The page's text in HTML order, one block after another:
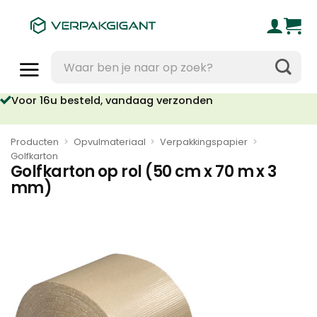
naar:
16u besteld, vandaag verzonden
Geen orderkosten vanaf €95
Producten > Opvulmateriaal > Verpakkingspapier >
Golfkarton
Golfkarton op rol (50 cm x 70 m x 3
mm)